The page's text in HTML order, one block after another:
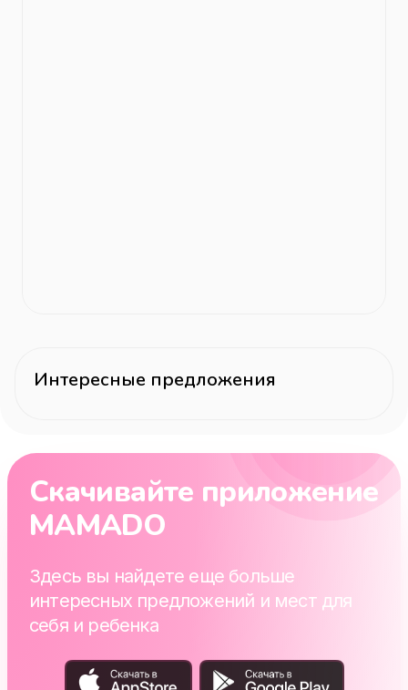
Интересные предложения
Скачивайте приложение
MAMADO
Здесь вы найдете еще больше
интересных предложений и мест для
себя и ребенка